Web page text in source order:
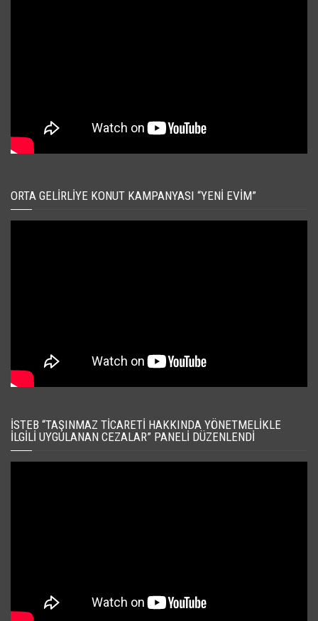
ORTA GELIRLIYE KONUT KAMPANYASI “YENI EVIM”
İSTEB “TAŞINMAZ TICARETI HAKKINDA YÖNETMELIKLE
İLGILI UYGULANAN CEZALAR” PANELI DÜZENLENDI